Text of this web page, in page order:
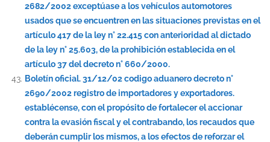
2682/2002 exceptúase a los vehículos automotores
usados que se encuentren en las situaciones previstas en el
artículo 417 de la ley n° 22.415 con anterioridad al dictado
de la ley n° 25.603, de la prohibición establecida en el
artículo 37 del decreto n° 660/2000.
Boletín oficial. 31/12/02 codigo aduanero decreto n°
2690/2002 registro de importadores y exportadores.
establécense, con el propósito de fortalecer el accionar
contra la evasión fiscal y el contrabando, los recaudos que
deberán cumplir los mismos, a los efectos de reforzar el